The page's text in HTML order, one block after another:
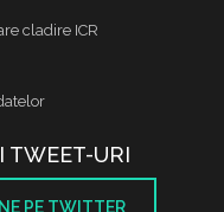
cladire ICR
TWEET-URI
PE TWITTER